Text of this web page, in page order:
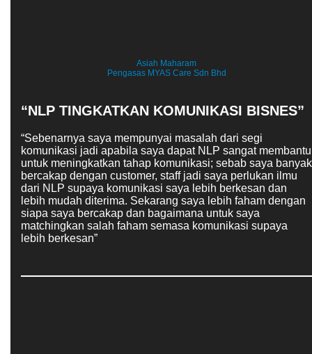
Asiah Maharam
Pengasas MYAS Care Sdn Bhd
“NLP TINGKATKAN KOMUNIKASI BISNES”
“Sebenarnya saya mempunyai masalah dari segi
komunikasi jadi apabila saya dapat NLP sangat membantu
untuk meningkatkan tahap komunikasi; sebab saya banyak
bercakap dengan customer, staff jadi saya perlukan ilmu
dari NLP supaya komunikasi saya lebih berkesan dan
lebih mudah diterima. Sekarang saya lebih faham dengan
siapa saya bercakap dan bagaimana untuk saya
matchingkan salah faham semasa komunikasi supaya
lebih berkesan”